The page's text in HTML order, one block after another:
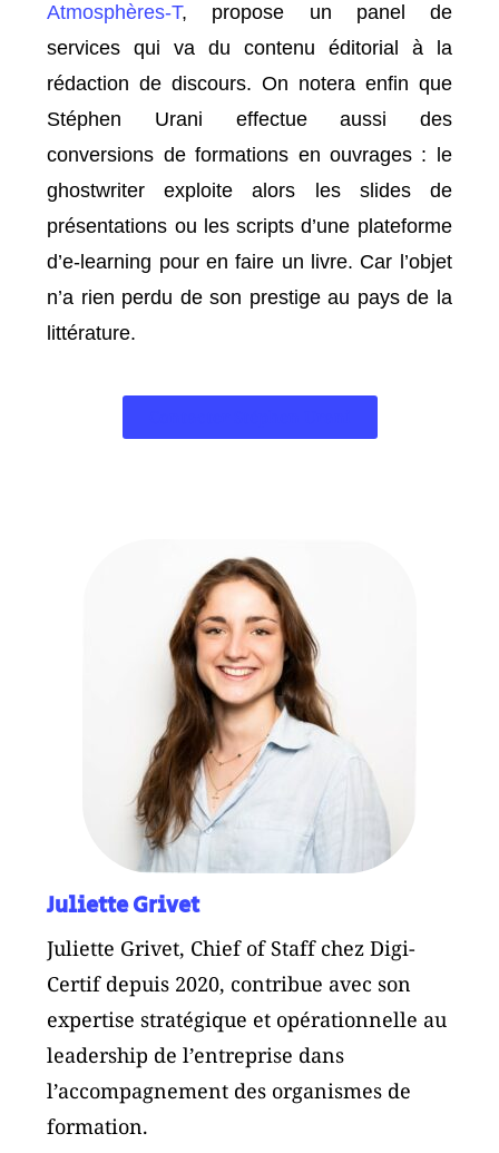
Atmosphères-T, propose un panel de
services qui va du contenu éditorial à la
rédaction de discours. On notera enfin que
Stéphen Urani effectue aussi des
conversions de formations en ouvrages : le
ghostwriter exploite alors les slides de
présentations ou les scripts d’une plateforme
d’e-learning pour en faire un livre. Car l’objet
n’a rien perdu de son prestige au pays de la
littérature.
Juliette Grivet
Juliette Grivet, Chief of Staff chez Digi-
Certif depuis 2020, contribue avec son
expertise stratégique et opérationnelle au
leadership de l’entreprise dans
l’accompagnement des organismes de
formation.